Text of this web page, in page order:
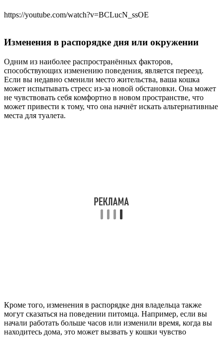
https://youtube.com/watch?v=BCLucN_ssOE
Изменения в распорядке дня или окружении
Одним из наиболее распространённых факторов,
способствующих изменению поведения, является переезд.
Если вы недавно сменили место жительства, ваша кошка
может испытывать стресс из-за новой обстановки. Она может
не чувствовать себя комфортно в новом пространстве, что
может привести к тому, что она начнёт искать альтернативные
места для туалета.
Кроме того, изменения в распорядке дня владельца также
могут сказаться на поведении питомца. Например, если вы
начали работать больше часов или изменили время, когда вы
находитесь дома, это может вызвать у кошки чувство